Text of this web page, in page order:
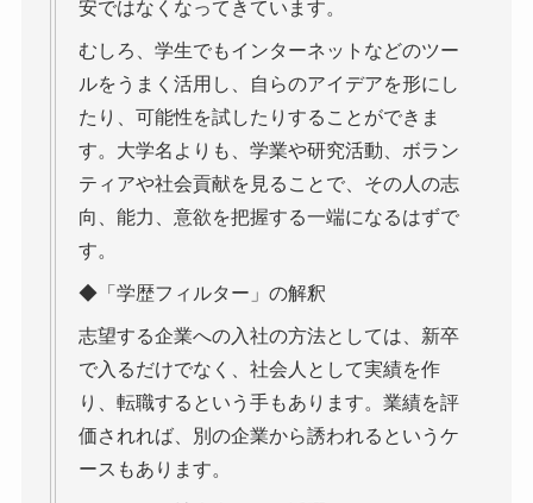
安ではなくなってきています。
むしろ、学生でもインターネットなどのツー
ルをうまく活用し、自らのアイデアを形にし
たり、可能性を試したりすることができま
す。大学名よりも、学業や研究活動、ボラン
ティアや社会貢献を見ることで、その人の志
向、能力、意欲を把握する一端になるはずで
す。
◆「学歴フィルター」の解釈
志望する企業への入社の方法としては、新卒
で入るだけでなく、社会人として実績を作
り、転職するという手もあります。業績を評
価されれば、別の企業から誘われるというケ
ースもあります。